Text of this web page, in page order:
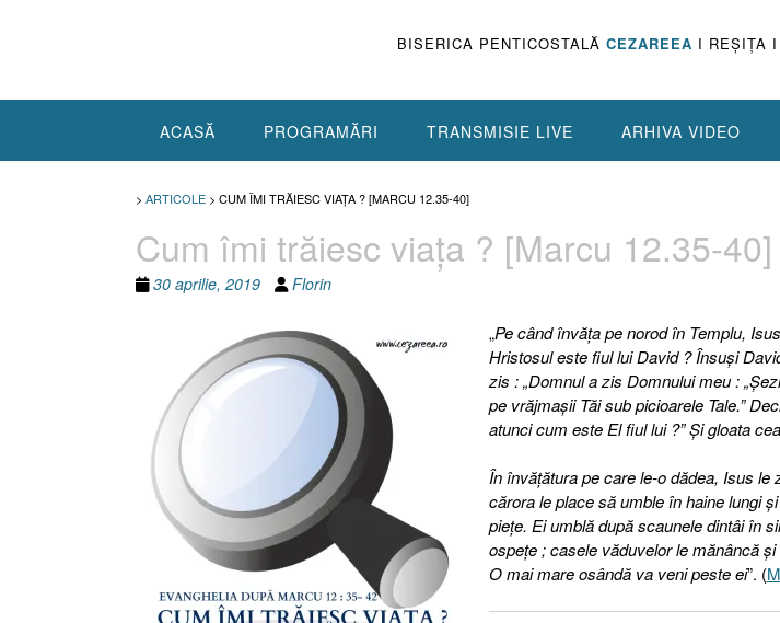
BISERICA PENTICOSTALĂ CEZAREEA I REŞIŢA
ACASĂ PROGRAMĂRI TRANSMISIE LIVE ARHIVA VIDEO
> ARTICOLE > CUM ÎMI TRĂIESC VIAŢA ? [MARCU 12.35-40]
Cum îmi trăiesc viaţa ? [Marcu 12.35-40]
30 aprilie, 2019 Florin
„Pe când învăţa pe norod în Templu,
Hristosul este fiul lui David ? Însuşi
zis : „Domnul a zis Domnului meu :
pe vrăjmaşii Tăi sub picioarele Tale.”
atunci cum este El fiul lui ?” Şi gloata
În învăţătura pe care le-o dădea, Isus le
cărora le place să umble în haine lungi
pieţe. Ei umblă după scaunele dintâi în
ospeţe ; casele văduvelor le mănâncă
O mai mare osândă va veni peste ei”. (